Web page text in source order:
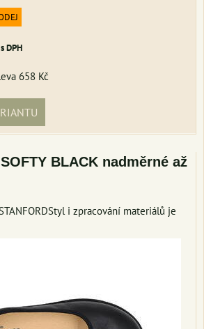
s DPH
658 Kč
BLACK nadměrné až
i zpracování materiálů je